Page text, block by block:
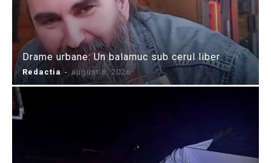
Drame urbane: Un balamuc sub cerul liber
Redactia - august 8, 2026